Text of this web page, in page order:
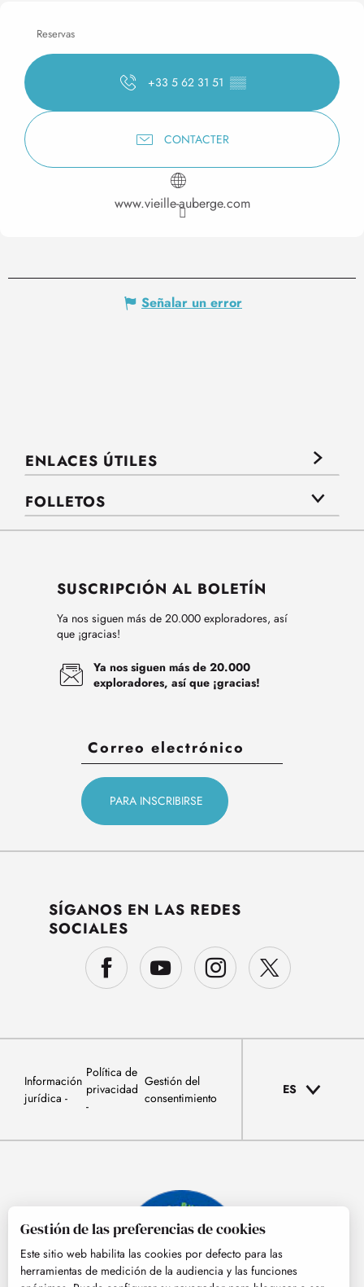
Reservas
+33 5 62 31 51 ▒▒
CONTACTER
www.vieille-auberge.com
Señalar un error
ENLACES ÚTILES
FOLLETOS
SUSCRIPCIÓN AL BOLETÍN
Ya nos siguen más de 20.000 exploradores, así
que ¡gracias!
Ya nos siguen más de 20.000
exploradores, así que ¡gracias!
SÍGANOS EN LAS REDES
SOCIALES
Información
jurídica
Política de
privacidad
Gestión del
consentimiento
ES
Gestión de las preferencias de cookies
Este sitio web habilita las cookies por defecto para las
herramientas de medición de la audiencia y las funciones